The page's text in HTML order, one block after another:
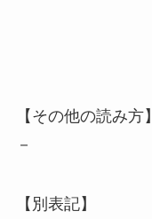
【その他の読み方】
－
【別表記】